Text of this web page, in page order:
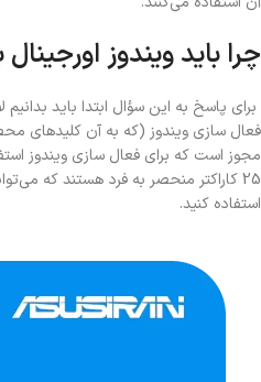
چرا باید ویندوز
برای پاسخ به این سؤال ابتدا باید
فعال سازی ویندوز (که به آن کلیدهای
مجوز است که برای فعال سازی ویندوز
25 کاراکتر منحصر به فرد هستند که
استفاده کنید.